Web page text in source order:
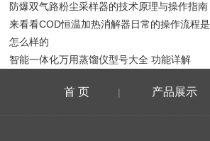
防爆双气路粉尘采样器的技术原理与操作指南
来看看COD恒温加热消解器日常的操作流程是
怎么样的
智能一体化万用蒸馏仪型号大全 功能详解
首 页 | 产品展示